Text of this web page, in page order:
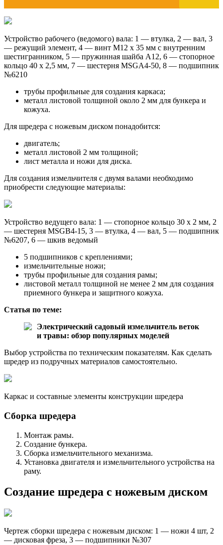
Устройство рабочего (ведомого) вала: 1 — втулка, 2 — вал, 3
— режущий элемент, 4 — винт М12 х 35 мм с внутренним
шестигранником, 5 — пружинная шайба А12, 6 — стопорное
кольцо 40 х 2,5 мм, 7 — шестерня MSGA4-50, 8 — подшипник
№6210
трубы профильные для создания каркаса;
металл листовой толщиной около 2 мм для бункера и
кожуха.
Для шредера с ножевым диском понадобится:
двигатель;
металл листовой 2 мм толщиной;
лист металла и ножи для диска.
Для создания измельчителя с двумя валами необходимо
приобрести следующие материалы:
Устройство ведущего вала: 1 — стопорное кольцо 30 х 2 мм, 2
— шестерня MSGВ4-15, 3 — втулка, 4 — вал, 5 — подшипник
№6207, 6 — шкив ведомый
5 подшипников с креплениями;
измельчительные ножи;
трубы профильные для создания рамы;
листовой металл толщиной не менее 2 мм для создания
приемного бункера и защитного кожуха.
Статья по теме:
Электрический садовый измельчитель веток
и травы: обзор популярных моделей
Выбор устройства по техническим показателям. Как сделать
шредер из подручных материалов самостоятельно.
Каркас и составные элементы конструкции шредера
Сборка шредера
Монтаж рамы.
Создание бункера.
Сборка измельчительного механизма.
Установка двигателя и измельчительного устройства на
раму.
Создание шредера с ножевым диском
Чертеж сборки шредера с ножевым диском: 1 — ножи 4 шт, 2
— дисковая фреза, 3 — подшипники №307